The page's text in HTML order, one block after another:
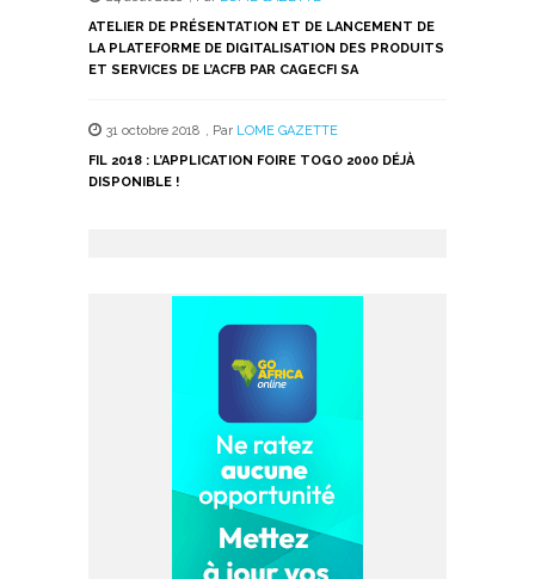
ATELIER DE PRÉSENTATION ET DE LANCEMENT DE
LA PLATEFORME DE DIGITALISATION DES PRODUITS
ET SERVICES DE L’ACFB PAR CAGECFI SA
31 octobre 2018 , Par LOME GAZETTE
FIL 2018 : L’APPLICATION FOIRE TOGO 2000 DÉJÀ
DISPONIBLE !